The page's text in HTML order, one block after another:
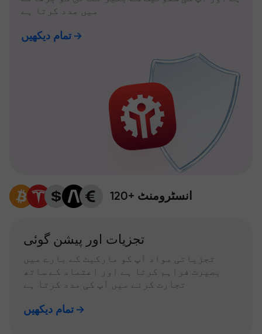
میں مدد کرتا ہے
تمام دیکھیں
120+ انسٹرومنٹ
تجزیات اور پیشن گوئی
تجزیاتی مواد آپ کو مارکیٹ کے بارے میں
بصیرت فراہم کرتا ہے اور اعتماد کے ساتھ
تجارت کرنے میں آپ کی مدد کرتا ہے
تمام دیکھیں